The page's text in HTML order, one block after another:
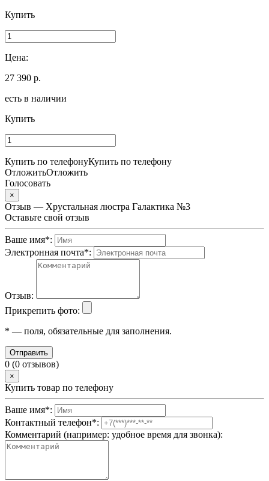
Купить
Цена:
27 390 р.
есть в наличии
Купить
Купить по телефонуКупить по телефону
ОтложитьОтложить
Голосовать
×
Отзыв — Хрустальная люстра Галактика №3
Оставьте свой отзыв
Ваше имя*:
Электронная почта*:
Отзыв:
Прикрепить фото:
* — поля, обязательные для заполнения.
Отправить
0 (0 отзывов)
×
Купить товар по телефону
Ваше имя*:
Контактный телефон*:
Комментарий (например: удобное время для звонка):